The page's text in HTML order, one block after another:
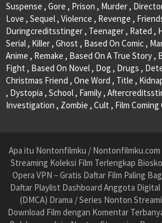
Suspense , Gore , Prison , Murder ,
Love , Sequel , Violence , Revenge ,
Duringcreditsstinger , Teenager , Rated ,
Serial , Killer , Ghost , Based On Comic ,
Anime , Remake , Based On A True Story ,
Fight , Based On Novel , Dog , Drugs ,
Christmas Friend , One Word , Title ,
, Dystopia , School , Family ,
Investigation , Zombie , Cult , Film Coming
Apa itu Nontonfilmku /
Streaming Koleksi Film Terlengkap
Opera VPN – Gratis Daftar Film Paling
Daftar Playlist Dashboard Anggota
(DMCA) Drama / Series Nonton
Download Film dengan Komentar